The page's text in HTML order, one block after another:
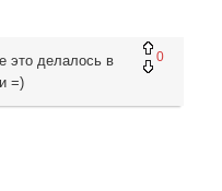
0
это делалось в
=)